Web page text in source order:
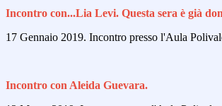
Incontro con...Lia Levi. Questa sera è già
17 Gennaio 2019. Incontro presso l'Aula
Incontro con Aleida Guevara.